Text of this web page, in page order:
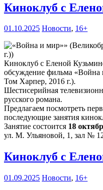
Киноклуб с
01.10.2025 Новости, 16+
Киноклуб с Еленой
обсуждение фильма «Война
Том Харпер, 2016 г.).
Шестисерийная
русского романа.
Предлагаем посмотреть
последующие занятия
Занятие состоится 18
ул. М. Ульяновой, 1, зал №
Киноклуб с
01.09.2025 Новости, 16+